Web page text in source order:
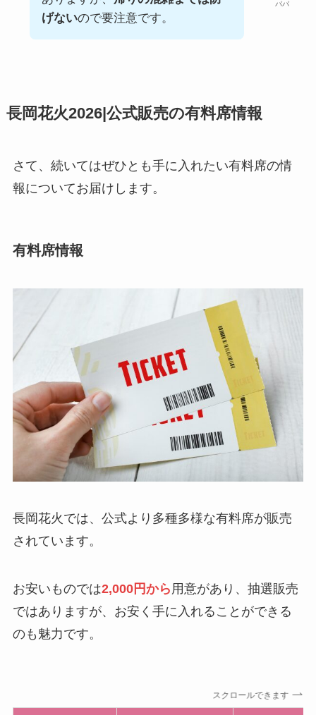
パパ
げないので要注意です。
長岡花火2026|公式販売の有料席情報
さて、続いてはぜひとも手に入れたい有料席の情
報についてお届けします。
有料席情報
長岡花火では、公式より多種多様な有料席が販売
されています。
お安いものでは2,000円から用意があり、抽選販売
ではありますが、お安く手に入れることができる
のも魅力です。
スクロールできます